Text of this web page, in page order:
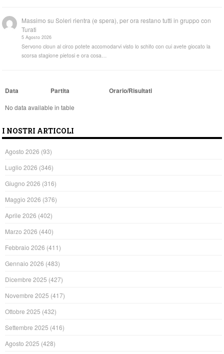
Massimo suSoleri rientra (e spera), per ora restano tutti in gruppo con
Turati
5 Agosto 2026
Servono cloun al circo potete accomodarvi visto lo schifo con cui avete giocato la
scorsa stagione pietosi e ora cosa…
Data Partita Orario/Risultati
No data available in table
I NOSTRI ARTICOLI
Agosto 2026 (93)
Luglio 2026 (346)
Giugno 2026 (316)
Maggio 2026 (376)
Aprile 2026 (402)
Marzo 2026 (440)
Febbraio 2026 (411)
Gennaio 2026 (483)
Dicembre 2025 (427)
Novembre 2025 (417)
Ottobre 2025 (432)
Settembre 2025 (416)
Agosto 2025 (428)